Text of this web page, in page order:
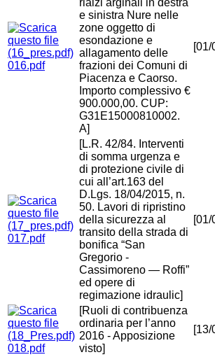
016.pdf
rialzi arginali in destra
e sinistra Nure nelle
zone oggetto di
esondazione e
allagamento delle
frazioni dei Comuni di
Piacenza e Caorso.
Importo complessivo €
900.000,00. CUP:
G31E15000810002.
A]
[01/
017.pdf
[L.R. 42/84. Interventi
di somma urgenza e
di protezione civile di
cui all’art.163 del
D.Lgs. 18/04/2015, n.
50. Lavori di ripristino
della sicurezza al
transito della strada di
bonifica “San
Gregorio -
Cassimoreno — Roffi”
ed opere di
regimazione idraulic]
[01/
018.pdf
[Ruoli di contribuenza
ordinaria per l’anno
2016 - Apposizione
visto]
[13/